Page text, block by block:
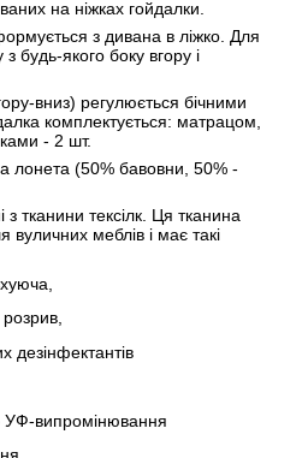
на ніжках гойдалки.
з дивана в ліжко. Для
будь-якого боку вгору і
вниз) регулюється бічними
комплектується: матрацом,
- 2 шт.
лонета (50% бавовни, 50% -
з тканини тексілк. Ця тканина
вуличних меблів і має такі
розрив,
дезінфектантів
УФ-випромінювання